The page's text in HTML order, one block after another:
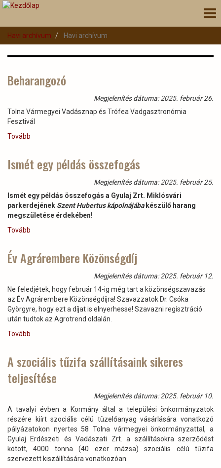
Ugrás
Havi archívum
Havi archívum
Beharangozó
Megjelenítés dátuma: 2025. február 26.
Tolna Vármegyei Vadásznap és Trófea Vadgasztronómia
Fesztivál
Tovább
Ismét egy példás összefogás
Megjelenítés dátuma: 2025. február 25.
Ismét egy példás összefogás a Gyulaj Zrt. Miklósvári
parkerdejének Szent Hubertus kápolnájábakészülő harang
megszületése érdekében!
Tovább
összefogás)
Év Agrárembere Közönségdíj
Megjelenítés dátuma: 2025. február 12.
Ne feledjétek, hogy február 14-ig még tart a közönségszavazás
az Év Agrárembere Közönségdíjra! Szavazzatok Dr. Csóka
Györgyre, hogy ezt a díjat is elnyerhesse! Szavazni regisztráció
után tudtok az Agrotrend oldalán.
Tovább
A szociális tűzifa szállításaink sikeres
teljesítése
Megjelenítés dátuma: 2025. február 10.
A tavalyi évben a Kormány által a települési önkormányzatok
részére kiírt szociális célú tüzelőanyag vásárlására vonatkozó
pályázatokon nyertes 58 Tolna vármegyei önkormányzattal, a
Gyulaj Erdészeti és Vadászati Zrt. a szállításokra szerződést
kötött, 4000 tonna (40 ezer mázsa) szociális célú tűzifa
szervezett kiszállítására vonatkozóan.